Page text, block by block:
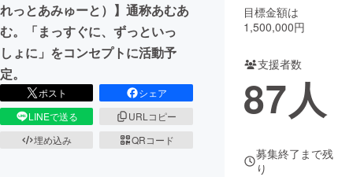
CAMPFIRE for Social Good
CAMPFIRE Creation
CAMPFIREふるさと納税
コミュニティ
れっとあみゅーと）】通称あむあ
む。「まっすぐに、ずっといっ
しょに」をコンセプトに活動予
定。
ポスト
シェア
LINEで送る
URLコピー
埋め込み
QRコード
目標金額は
1,500,000円
支援者数
87人
募集終了まで残
り